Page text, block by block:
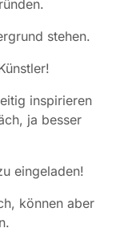
stehen.
inspirieren
ja besser
eingeladen!
können aber